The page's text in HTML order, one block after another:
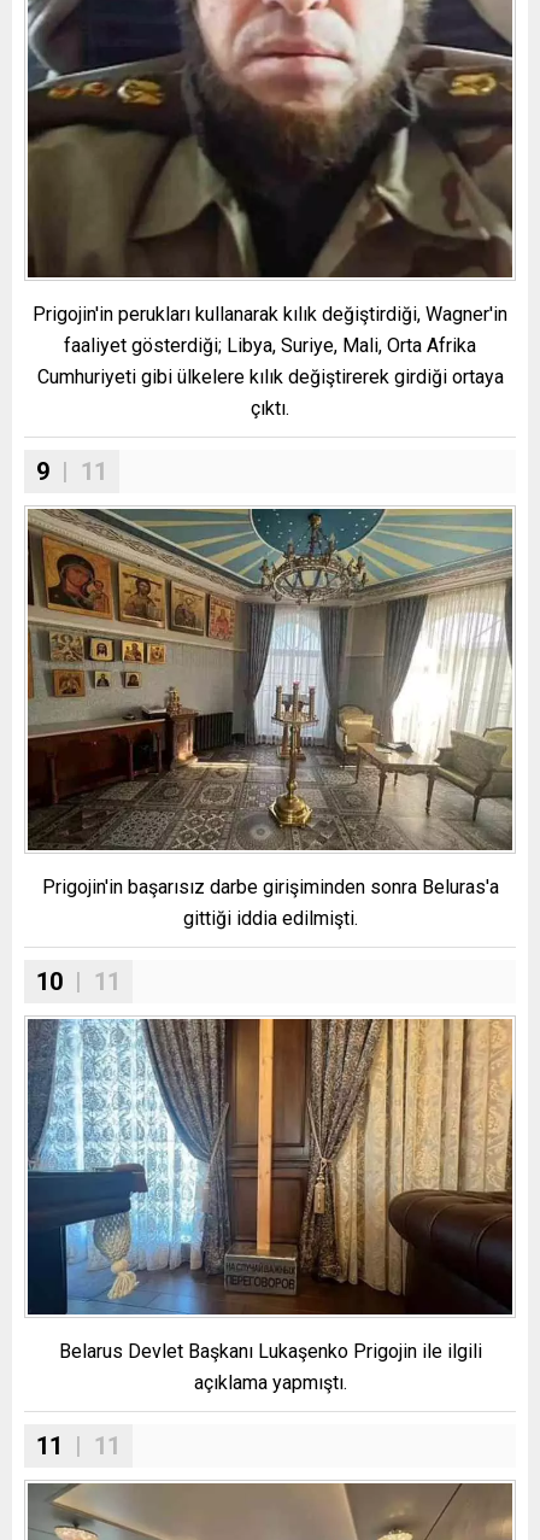
Prigojin'in perukları kullanarak kılık değiştirdiği, Wagner'in
faaliyet gösterdiği; Libya, Suriye, Mali, Orta Afrika
Cumhuriyeti gibi ülkelere kılık değiştirerek girdiği ortaya
çıktı.
9 | 11
Prigojin'in başarısız darbe girişiminden sonra Beluras'a
gittiği iddia edilmişti.
10 | 11
Belarus Devlet Başkanı Lukaşenko Prigojin ile ilgili
açıklama yapmıştı.
11 | 11